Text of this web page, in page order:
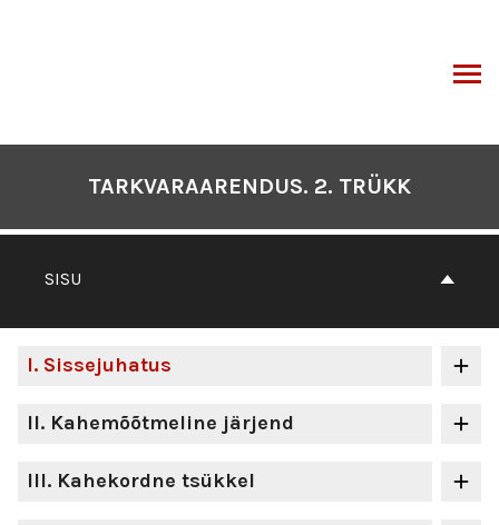
SISU
I. Sissejuhatus
II. Kahemõõtmeline järjend
III. Kahekordne tsükkel
TARKVARAARENDUS. 2. TRÜKK